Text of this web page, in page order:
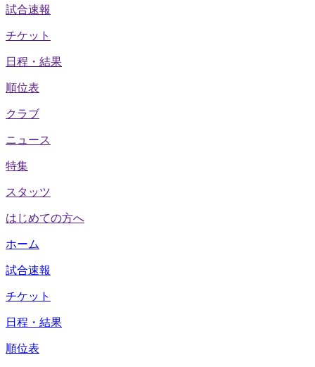
試合速報
チケット
日程・結果
順位表
クラブ
ニュース
特集
スタッツ
はじめての方へ
ホーム
試合速報
チケット
日程・結果
順位表